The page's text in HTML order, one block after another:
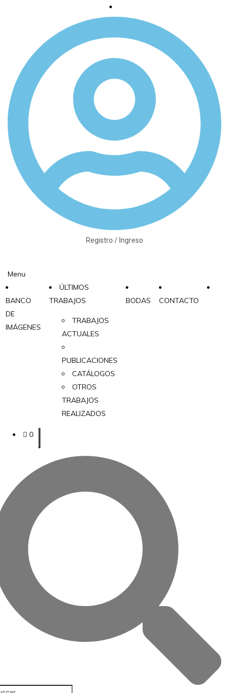
Registro / Ingreso
Menu
BANCO
DE
IMÁGENES
ÚLTIMOS
TRABAJOS
TRABAJOS
ACTUALES
PUBLICACIONES
CATÁLOGOS
OTROS
TRABAJOS
REALIZADOS
BODAS CONTACTO
0